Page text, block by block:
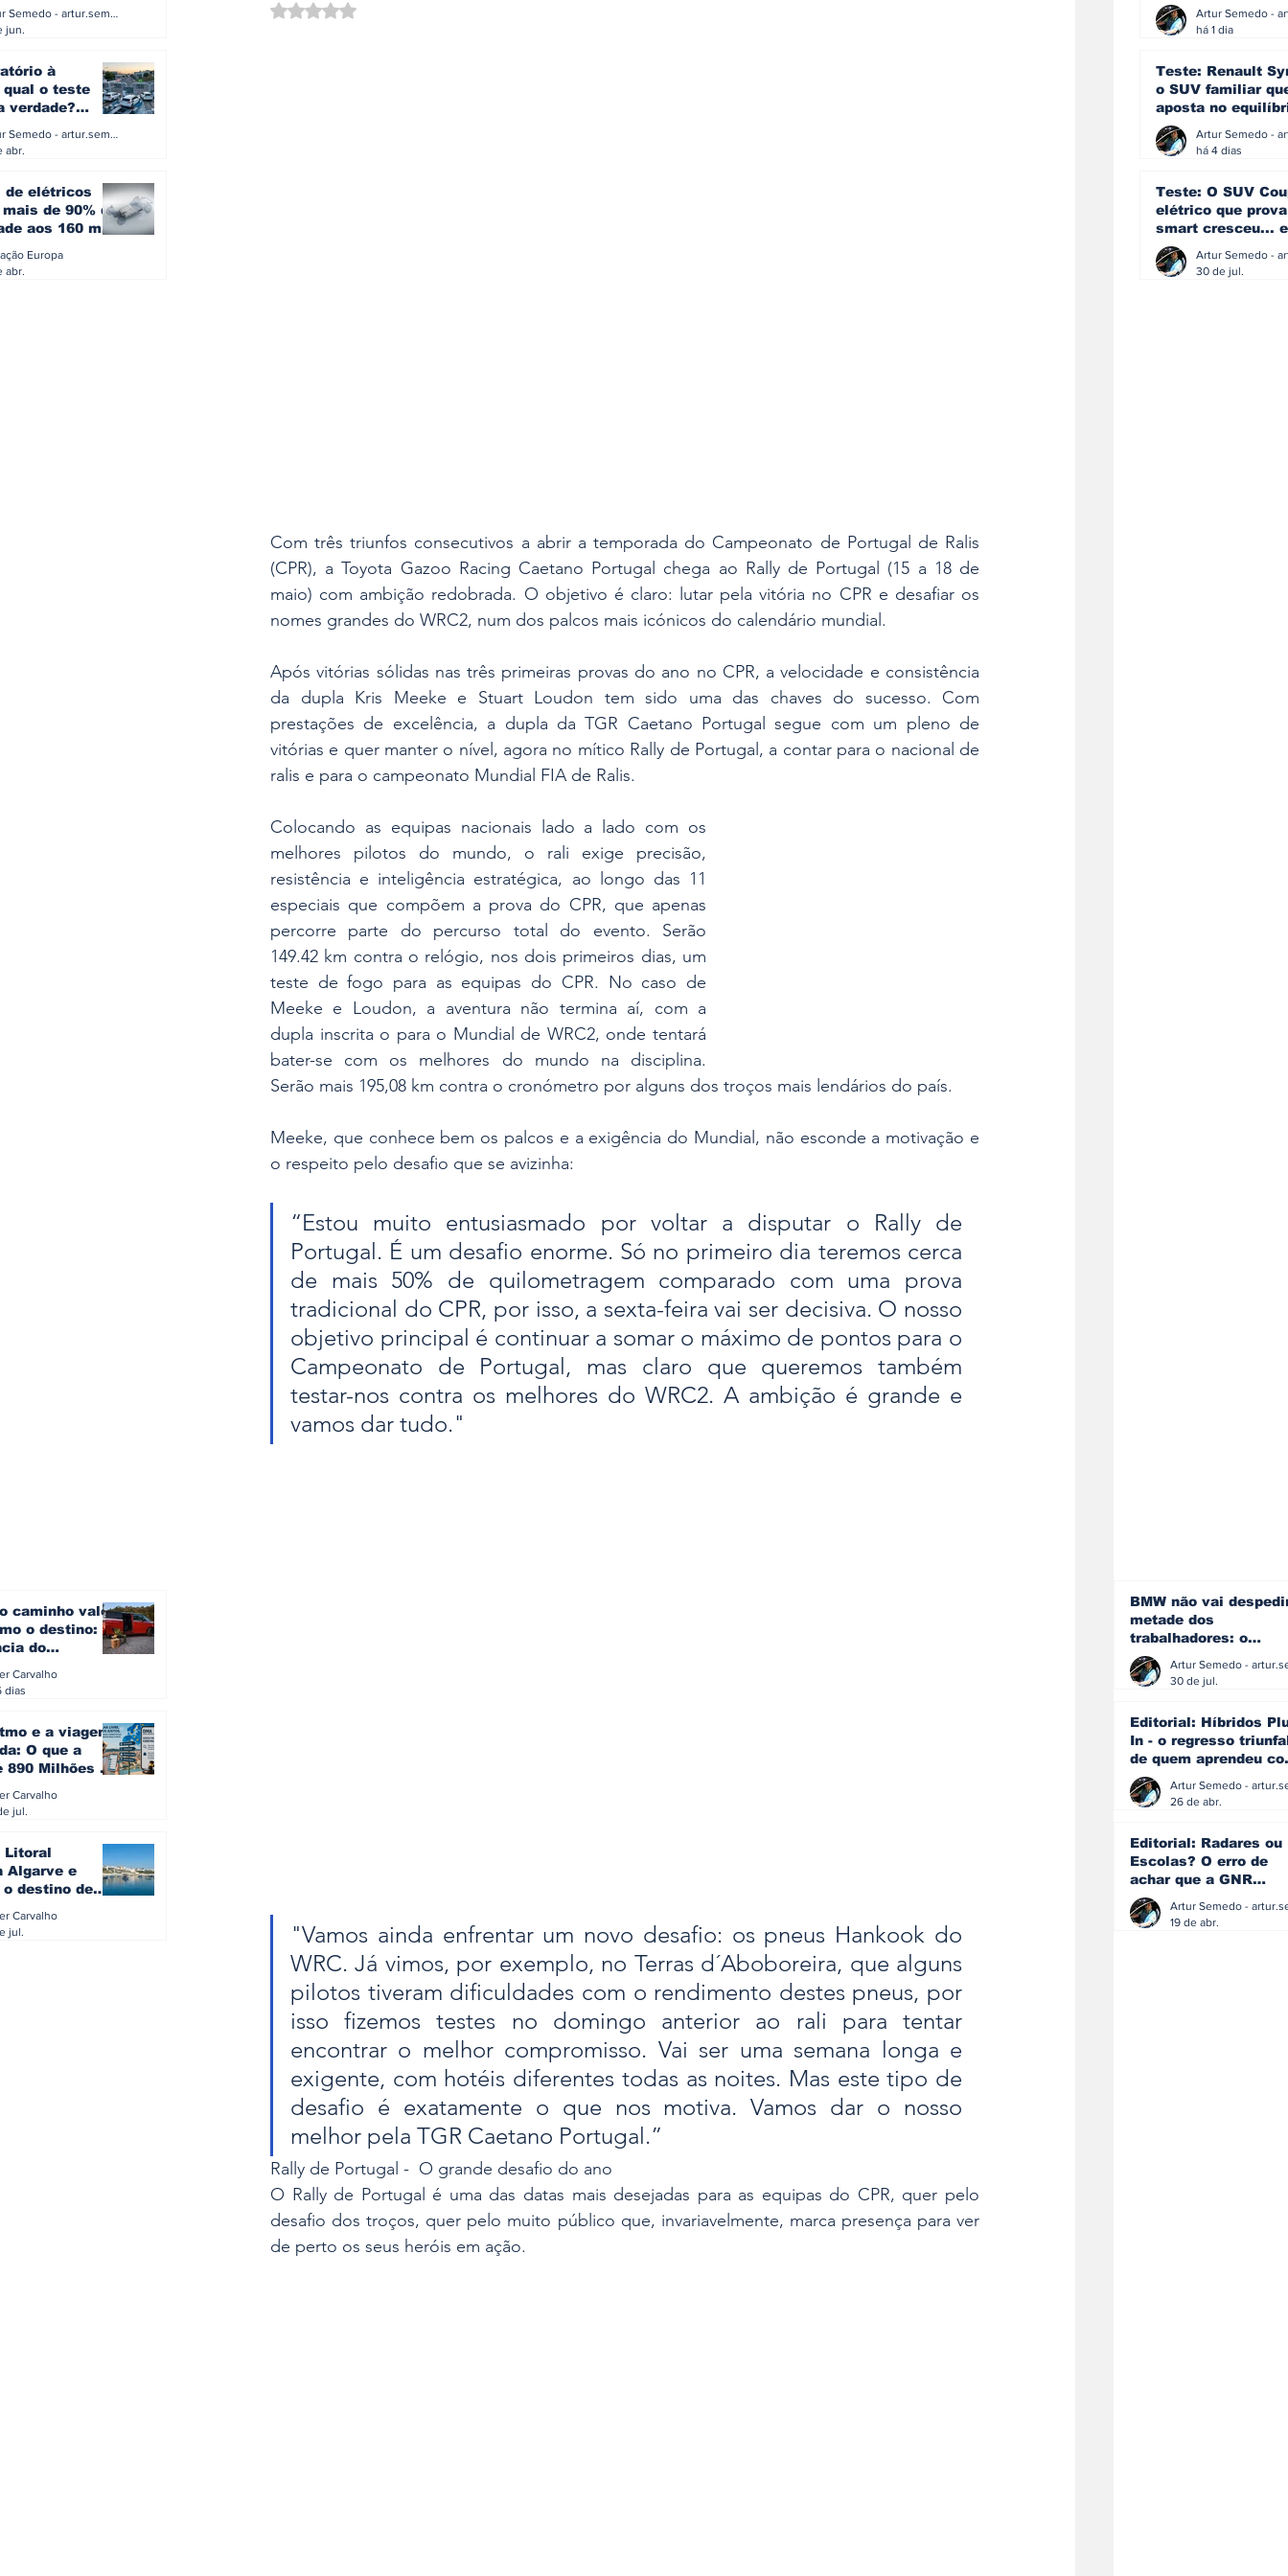
Artur Semedo - artur.semedo@publiracing.pt
jun.
à
qual o teste
verdade?
Artur Semedo - artur.semedo@publiracing.pt
abr.
de elétricos
de 90% da
aos 160 mil
Europa
abr.
Avaliado com NaN de 5 estrelas.
Com três triunfos consecutivos a abrir a temporada do Campeonato de Portugal de Ralis
(CPR), a Toyota Gazoo Racing Caetano Portugal chega ao Rally de Portugal (15 a 18 de
maio) com ambição redobrada. O objetivo é claro: lutar pela vitória no CPR e desafiar os
nomes grandes do WRC2, num dos palcos mais icónicos do calendário mundial.
Após vitórias sólidas nas três primeiras provas do ano no CPR, a velocidade e consistência
da dupla Kris Meeke e Stuart Loudon tem sido uma das chaves do sucesso. Com
prestações de excelência, a dupla da TGR Caetano Portugal segue com um pleno de
vitórias e quer manter o nível, agora no mítico Rally de Portugal, a contar para o nacional de
ralis e para o campeonato Mundial FIA de Ralis.
Colocando as equipas nacionais lado a lado com os
melhores pilotos do mundo, o rali exige precisão,
resistência e inteligência estratégica, ao longo das 11
especiais que compõem a prova do CPR, que apenas
percorre parte do percurso total do evento. Serão
149.42 km contra o relógio, nos dois primeiros dias, um
teste de fogo para as equipas do CPR. No caso de
Meeke e Loudon, a aventura não termina aí, com a
dupla inscrita o para o Mundial de WRC2, onde tentará
bater-se com os melhores do mundo na disciplina.
Serão mais 195,08 km contra o cronómetro por alguns dos troços mais lendários do país.
Meeke, que conhece bem os palcos e a exigência do Mundial, não esconde a motivação e
o respeito pelo desafio que se avizinha:
“Estou muito entusiasmado por voltar a disputar o Rally de
Portugal. É um desafio enorme. Só no primeiro dia teremos cerca
de mais 50% de quilometragem comparado com uma prova
tradicional do CPR, por isso, a sexta-feira vai ser decisiva. O nosso
objetivo principal é continuar a somar o máximo de pontos para o
Campeonato de Portugal, mas claro que queremos também
testar-nos contra os melhores do WRC2. A ambição é grande e
vamos dar tudo."
"Vamos ainda enfrentar um novo desafio: os pneus Hankook do
WRC. Já vimos, por exemplo, no Terras d´Aboboreira, que alguns
pilotos tiveram dificuldades com o rendimento destes pneus, por
isso fizemos testes no domingo anterior ao rali para tentar
encontrar o melhor compromisso. Vai ser uma semana longa e
exigente, com hotéis diferentes todas as noites. Mas este tipo de
desafio é exatamente o que nos motiva. Vamos dar o nosso
melhor pela TGR Caetano Portugal.”
Rally de Portugal -  O grande desafio do ano
O Rally de Portugal é uma das datas mais desejadas para as equipas do CPR, quer pelo
desafio dos troços, quer pelo muito público que, invariavelmente, marca presença para ver
de perto os seus heróis em ação.
caminho vale
o destino: a
do
europeu
Carvalho
dias
e a viagem
O que a
890 Milhões à
do turista na
Carvalho
jul.
Litoral
Algarve e
o destino de
Carvalho
jul.
eficiência e
simplicidade
há 1 dia
Teste: Renault
o SUV familiar
aposta no
ainda acredita na
manualhá 4 dias
Teste: O SUV
elétrico que
smart cresceu... e
amadureceu
30 de jul.
BMW não vai
metade dos
trabalhadores: o
problema é o
que muitos decidiram
30 de jul.
Editorial: Híbridos
In - o regresso
de quem aprendeu
os erros do passado
26 de abr.
Editorial: Radares ou
Escolas? O erro de
achar que a GNR
resolve o que a
educação falhou
19 de abr.